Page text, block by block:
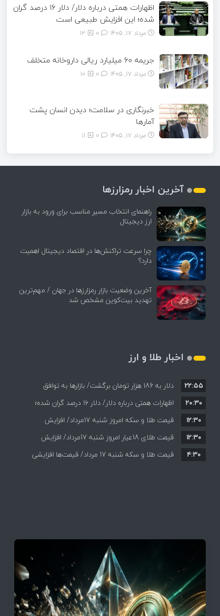
اظهارات همتی درباره دلار/ دلار ۱۶ درصد گران
شده؛ این افزایش طبیعی است
مرداد ۱۷, ۱۴۰۵ 12
جریمه ۶۰ میلیارد ریالی داروخانه متخلف
مرداد ۱۷, ۱۴۰۵ 10
خبرنگاری در سلامت؛ دیدن انسان پشت
آمارها
مرداد ۱۷, ۱۴۰۵ 11
آخرین اخبار رمزارزها
راهنمای انتخاب مسیر مناسب برای ورود به بازار
ارز دیجیتال
چرا سرعت تراکنش‌ها در اقتصاد دیجیتال اهمیت
دارد؟
آخرین وضعیت بازار رمزارزها در جهان / مهم‌ترین
تهدید بیت‌کوین مشخص شد
اخبار طلا و ارز
دلار به 186 هزار تومان برگشت/ بازارها به توافق
احتمالی هرمز چه واکنشی نشان دادند؟
۲۲:۵۵
اظهارات همتی درباره دلار/ دلار ۱۶ درصد گران شده؛
این افزایش طبیعی است
۲۰:۳۰
قیمت طلا و سکه امروز شنبه 17مرداد/ افزایش
همه قیمت ها + جدول و جزئیات
۱۲:۳۰
قیمت طلای 18عیار امروز شنبه 17مرداد/ افزایش
قیمت + جدول و جزئیات
۱۲:۳۰
قیمت طلا و سکه شنبه 17 مرداد/ قیمت‌ها افزایشی
۴:۳۰